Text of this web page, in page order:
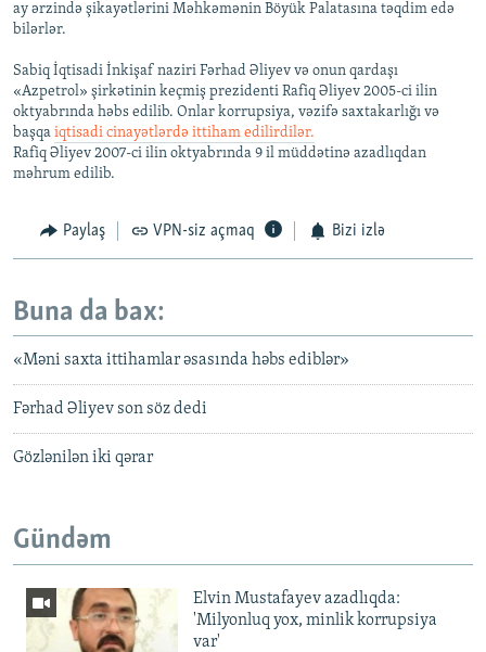
ay ərzində şikayətlərini Məhkəmənin Böyük Palatasına təqdim edə
bilərlər.
Sabiq İqtisadi İnkişaf naziri Fərhad Əliyev və onun qardaşı
«Azpetrol» şirkətinin keçmiş prezidenti Rafiq Əliyev 2005-ci ilin
oktyabrında həbs edilib. Onlar korrupsiya, vəzifə saxtakarlığı və
başqa iqtisadi cinayətlərdə ittiham edilirdilər.
Rafiq Əliyev 2007-ci ilin oktyabrında 9 il müddətinə azadlıqdan
məhrum edilib.
Paylaş VPN-siz açmaq Bizi izlə
Buna da bax:
«Məni saxta ittihamlar əsasında həbs ediblər»
Fərhad Əliyev son söz dedi
Gözlənilən iki qərar
Gündəm
Elvin Mustafayev azadlıqda:
'Milyonluq yox, minlik korrupsiya
var'